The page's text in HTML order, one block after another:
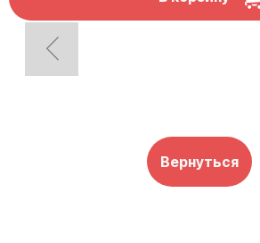
Вернуться